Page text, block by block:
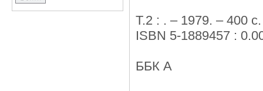
Т.2 : . – 1979. – 400 с.
ISBN 5-1889457 :
ББК А